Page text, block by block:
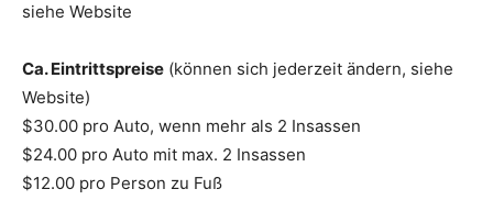
siehe Website
Ca. Eintrittspreise (können sich jederzeit ändern, siehe
Website)
$30.00 pro Auto, wenn mehr als 2 Insassen
$24.00 pro Auto mit max. 2 Insassen
$12.00 pro Person zu Fuß